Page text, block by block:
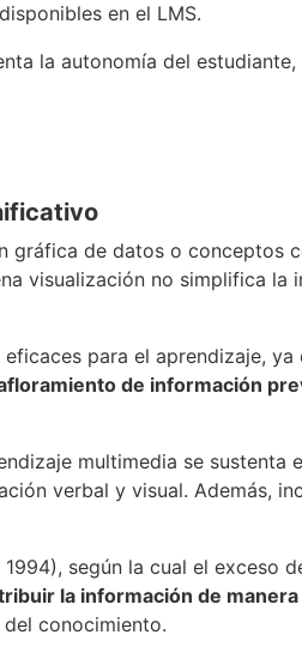
en el LMS.
la autonomía del
de datos o conceptos
visualización no simplifica
para el aprendizaje,
de información
multimedia se
verbal y visual. Además,
según la cual el exceso
la información de
conocimiento.